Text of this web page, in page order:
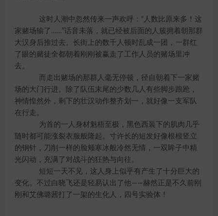
这时人潮中忽然传来一声欢呼：“人数比原来多！这
家赌场输了……”话音未落，就已经被后面的人簇拥着朝那群
大汉身后推过去。长街上的数千人顿时乱成一团，一群红
了眼的赌徒全都朝着刚刚被赢走了工作人员的赌场里冲
去。
而走出赌场的那群人毫无停顿，径自朝着下一家赌
场的大门行进。除了队伍末尾的少数几人有些脚步踉跄，
神情惶然外，剩下的壮汉动作整齐划一，就好像一支军队
在行走。
为首的一人身材魁梧至极，黑色西装下的肌肉几乎
随时都可能涨裂衣服般隆起。寸许长的短发好像根根竖立
的钢针，刀削一样的脸颊寒冰般冷然无情，一双眸子中精
光闪动，充满了对战斗的狂热与向往。
短短一天不见，这人身上似乎有产生了十分巨大的
变化。不过白晓飞还是轻易认出了他——赫然正是不久前刚
刚和艾佛璐茜打了一架的生化人，四号实验体！